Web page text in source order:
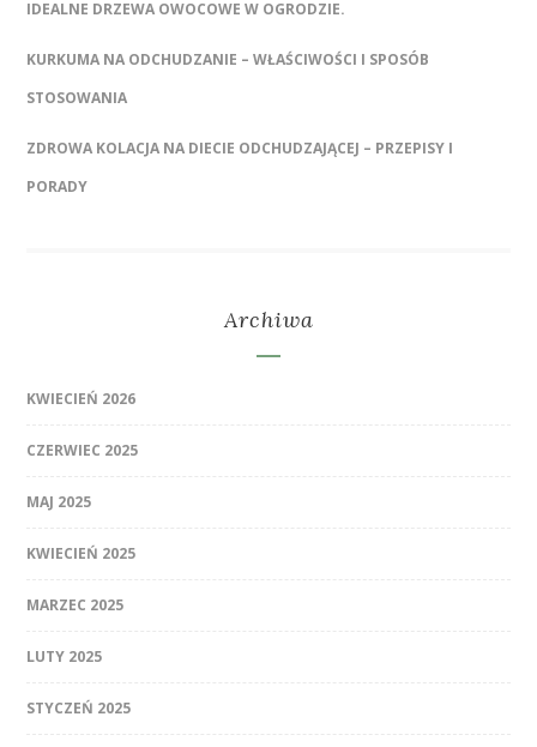
IDEALNE DRZEWA OWOCOWE W OGRODZIE.
KURKUMA NA ODCHUDZANIE – WŁAŚCIWOŚCI I SPOSÓB
STOSOWANIA
ZDROWA KOLACJA NA DIECIE ODCHUDZAJĄCEJ – PRZEPISY I
PORADY
Archiwa
KWIECIEŃ 2026
CZERWIEC 2025
MAJ 2025
KWIECIEŃ 2025
MARZEC 2025
LUTY 2025
STYCZEŃ 2025